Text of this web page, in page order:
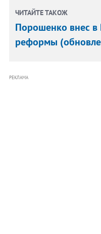
ЧИТАЙТЕ ТАКОЖ
Порошенко внес в
реформы
РЕКЛАМА